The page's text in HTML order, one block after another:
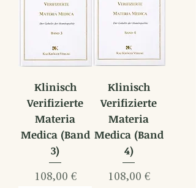
Klinisch
Verifizierte
Materia
Medica (Band
3)
Preis
108,00 €
Klinisch
Verifizierte
Materia
Medica (Band
4)
Preis
108,00 €